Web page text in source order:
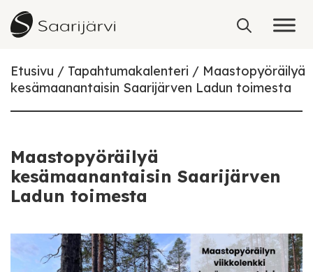
Skip to content
Etusivu Tapahtumakalenteri
Maastopyöräilyä
kesämaanantaisin Saarijärven Ladun toimesta
Maastopyöräilyä
kesämaanantaisin Saarijärven
Ladun toimesta